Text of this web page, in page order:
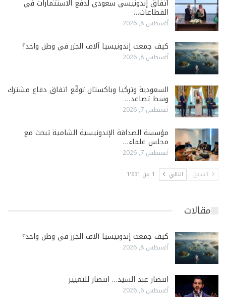
اتفاق إندونيسي سعودي لدفع الاستثمارات في
القطاعات…
أغسطس 8, 2026
كيف جمعت إندونيسيا آلاف الجزر في وطن واحد؟
أغسطس 8, 2026
السعودية وتركيا وباكستان توقّع اتفاق دفاع مشترك
وسط تصاعد…
أغسطس 7, 2026
مؤسسة الصداقة الإندونيسية الشامية تبحث مع
مجلس علماء…
أغسطس 7, 2026
السابق التالي 1 من 1٬631
مقالات
كيف جمعت إندونيسيا آلاف الجزر في وطن واحد؟
أغسطس 8, 2026
انتصار عبد السيد… انتصار للتغيير
أغسطس 6, 2026